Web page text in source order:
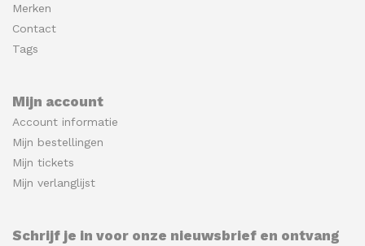
Merken
Contact
Tags
Mijn account
Account informatie
Mijn bestellingen
Mijn tickets
Mijn verlanglijst
Schrijf je in voor onze nieuwsbrief en ontvang